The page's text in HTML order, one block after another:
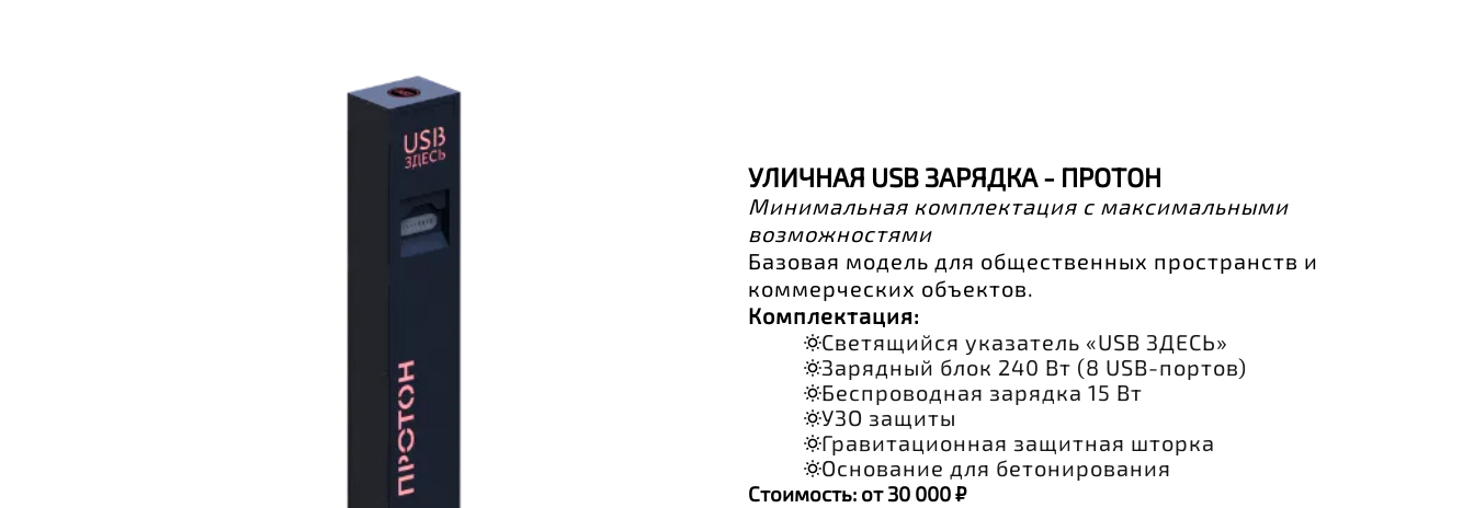
УЛИЧНАЯ USB ЗАРЯДКА - ПРОТОН
Минимальная комплектация с максимальными
возможностями
Базовая модель для общественных пространств и
коммерческих объектов.
Комплектация:
Светящийся указатель «USB ЗДЕСЬ»
Зарядный блок 240 Вт (8 USB-портов)
Беспроводная зарядка 15 Вт
УЗО защиты
Гравитационная защитная шторка
Основание для бетонирования
Стоимость: от 30 000 ₽